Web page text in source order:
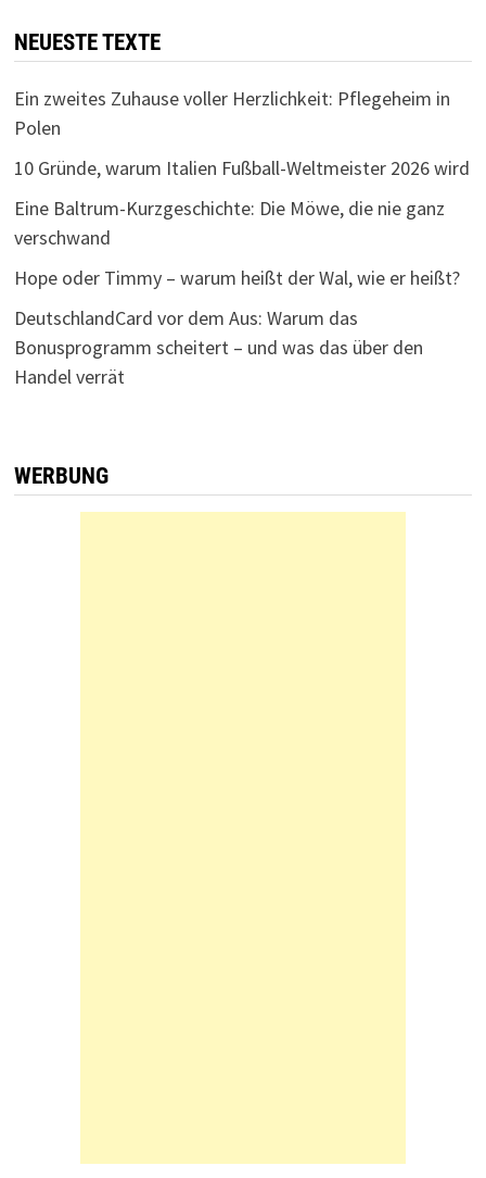
NEUESTE TEXTE
Ein zweites Zuhause voller Herzlichkeit: Pflegeheim in
Polen
10 Gründe, warum Italien Fußball-Weltmeister 2026 wird
Eine Baltrum-Kurzgeschichte: Die Möwe, die nie ganz
verschwand
Hope oder Timmy – warum heißt der Wal, wie er heißt?
DeutschlandCard vor dem Aus: Warum das
Bonusprogramm scheitert – und was das über den
Handel verrät
WERBUNG